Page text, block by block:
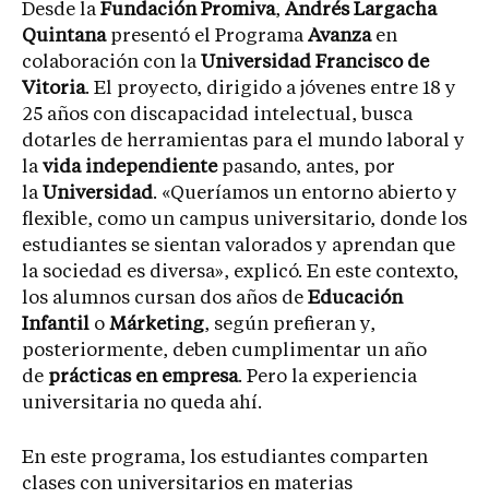
Desde la Fundación Promiva, Andrés Largacha
Quintanapresentó el Programa Avanza en
colaboración con la Universidad Francisco de
Vitoria. El proyecto, dirigido a jóvenes entre 18 y
25 años con discapacidad intelectual, busca
dotarles de herramientas para el mundo laboral y
la vida independientepasando, antes, por
la Universidad. «Queríamos un entorno abierto y
flexible, como un campus universitario, donde los
estudiantes se sientan valorados y aprendan que
la sociedad es diversa», explicó. En este contexto,
los alumnos cursan dos años de Educación
Infantil o Márketing, según prefieran y,
posteriormente, deben cumplimentar un año
de prácticas en empresa. Pero la experiencia
universitaria no queda ahí.
En este programa, los estudiantes comparten
clases con universitarios en materias